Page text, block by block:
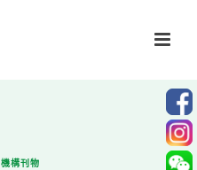
機構刊物